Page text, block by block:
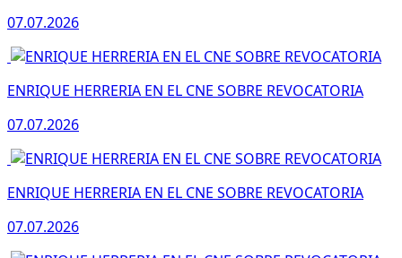
07.07.2026
ENRIQUE HERRERIA EN EL CNE SOBRE REVOCATORIA
07.07.2026
ENRIQUE HERRERIA EN EL CNE SOBRE REVOCATORIA
07.07.2026